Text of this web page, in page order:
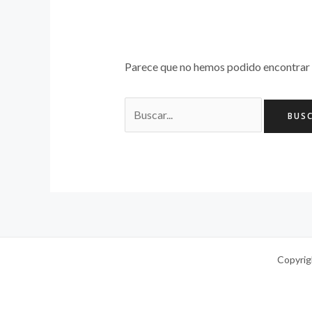
Parece que no hemos podido